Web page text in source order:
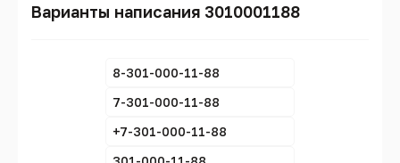
Варианты написания 3010001188
8-301-000-11-88
7-301-000-11-88
+7-301-000-11-88